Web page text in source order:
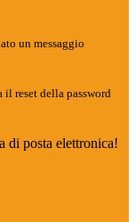
un messaggio
il reset della password
di posta elettronica!